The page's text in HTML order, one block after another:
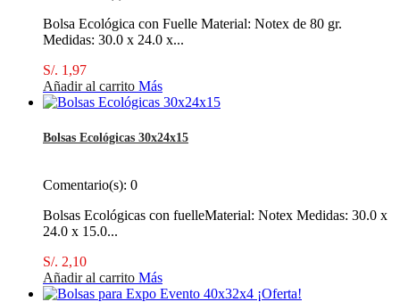
Bolsa Ecológica con Fuelle Material: Notex de 80 gr.
Medidas: 30.0 x 24.0 x...
S/. 1,97
Añadir al carrito Más
Bolsas Ecológicas 30x24x15
Comentario(s): 0
Bolsas Ecológicas con fuelleMaterial: Notex Medidas: 30.0 x
24.0 x 15.0...
S/. 2,10
Añadir al carrito Más
¡Oferta!